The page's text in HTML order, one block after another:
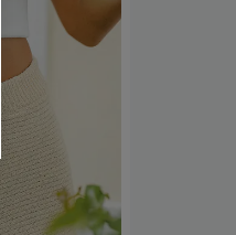
formulario, usted acepta nuestros
de Cupshe en cualquier momento del
compra. Podemos utilizar la
y ofertas adaptados a su perfil.